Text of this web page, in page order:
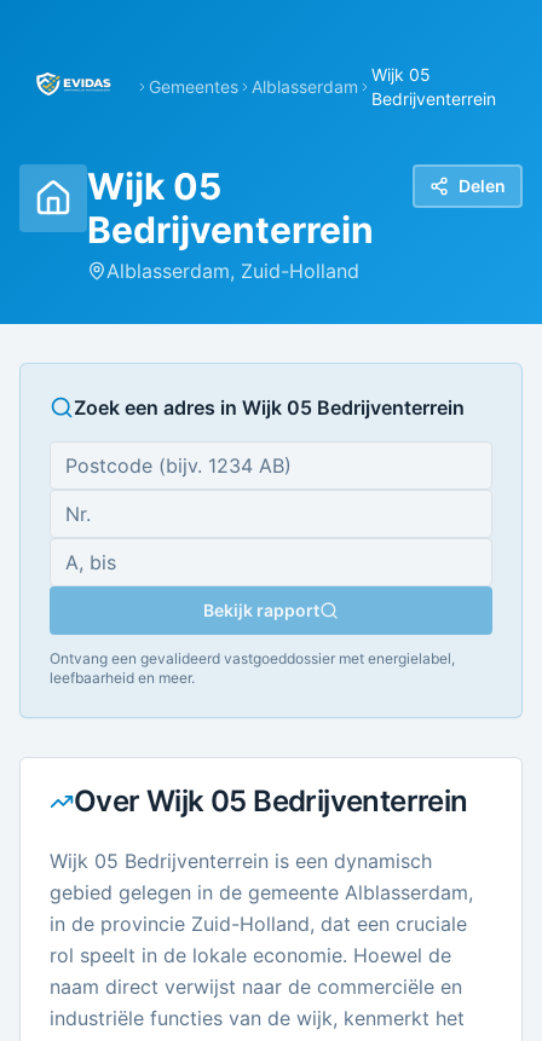
Gemeentes Alblasserdam
Wijk 05
Bedrijventerrein
Wijk 05
Bedrijventerrein
Alblasserdam, Zuid-Holland
Delen
Zoek een adres in Wijk 05 Bedrijventerrein
Bekijk rapport
Ontvang een gevalideerd vastgoeddossier met energielabel,
leefbaarheid en meer.
Over Wijk 05 Bedrijventerrein
Wijk 05 Bedrijventerrein is een dynamisch
gebied gelegen in de gemeente Alblasserdam,
in de provincie Zuid-Holland, dat een cruciale
rol speelt in de lokale economie. Hoewel de
naam direct verwijst naar de commerciële en
industriële functies van de wijk, kenmerkt het